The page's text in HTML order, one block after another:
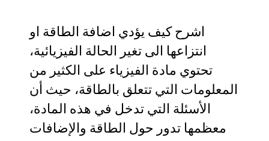
اشرح كيف يؤدي اضافة الطاقة او
انتزاعها الى تغير الحالة الفيزيائية،
تحتوي مادة الفيزياء على الكثير من
المعلومات التي تتعلق بالطاقة، حيث أن
الأسئلة التي تدخل في هذه المادة،
معظمها تدور حول الطاقة والإضافات